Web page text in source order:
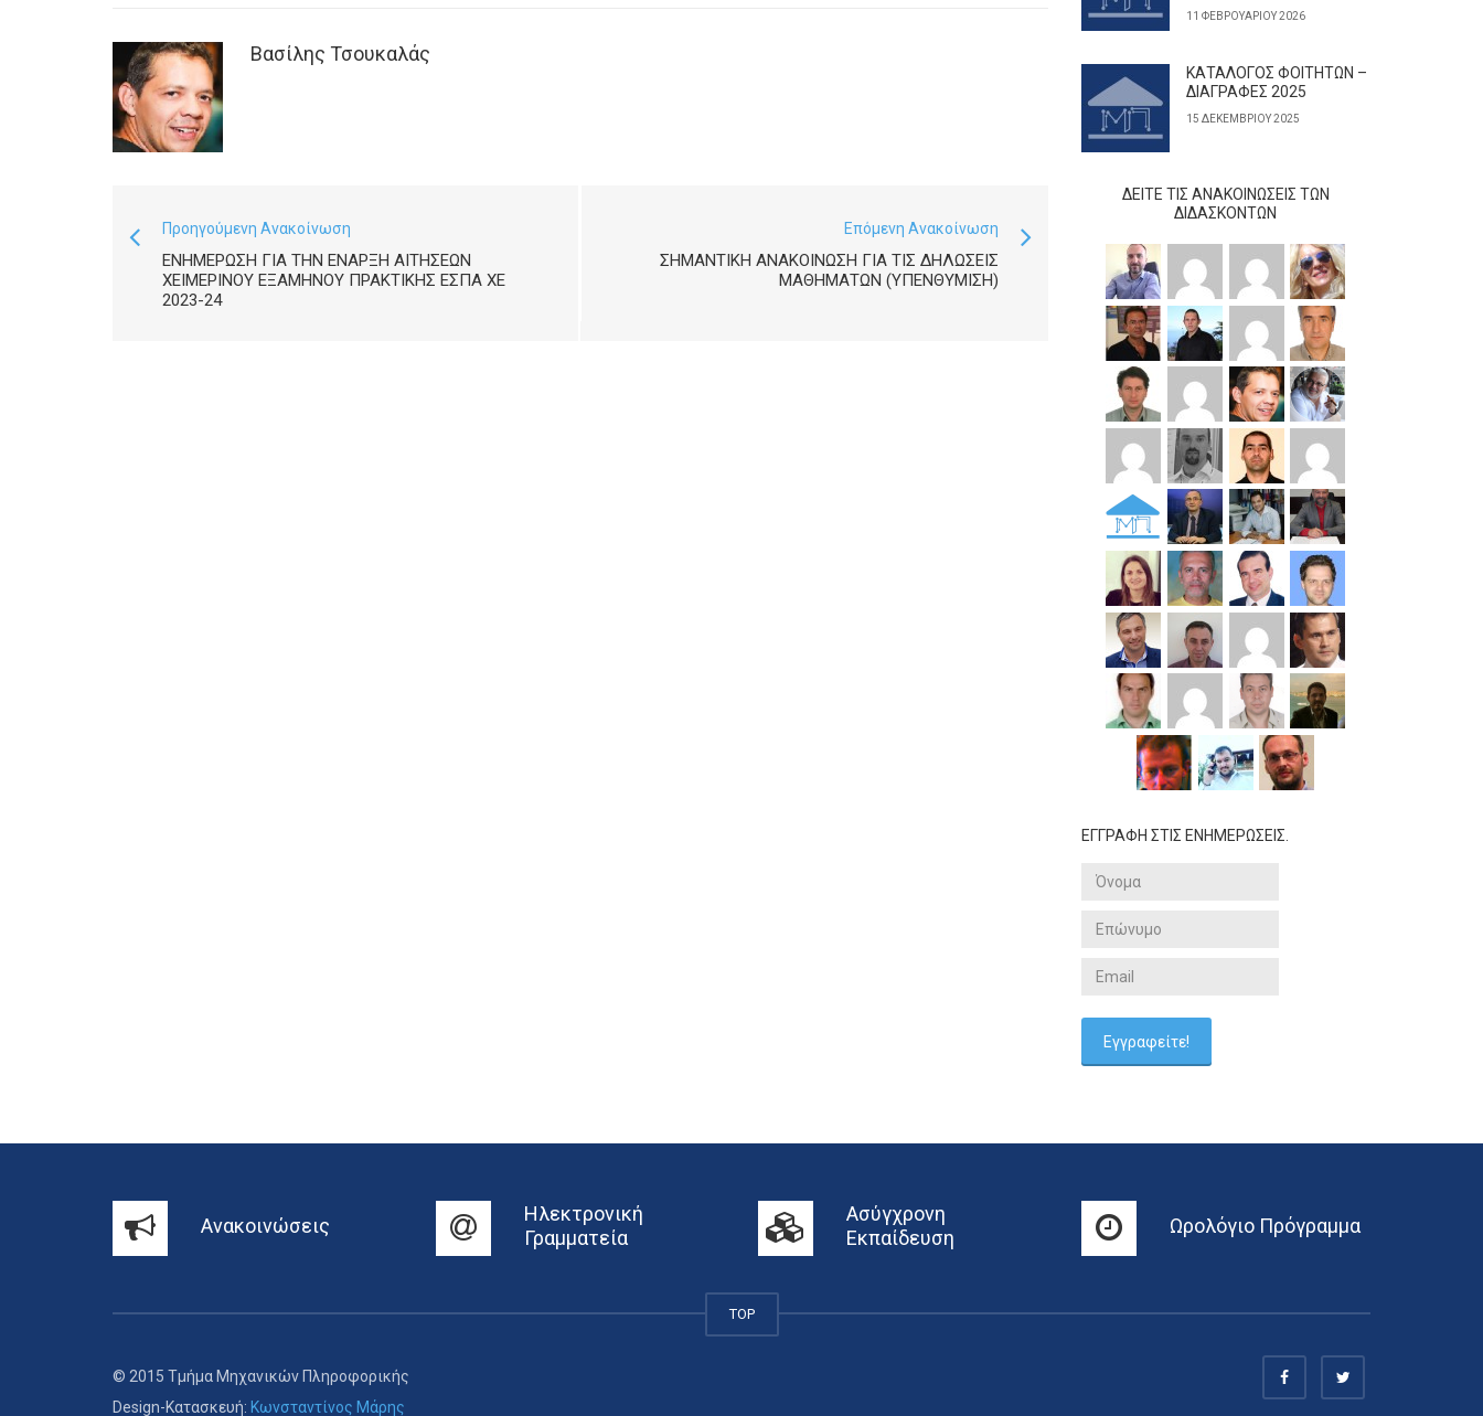
Βασίλης Τσουκαλάς
Προηγούμενη Ανακοίνωση
ΕΝΗΜΈΡΩΣΗ ΓΙΑ ΤΗΝ ΈΝΑΡΞΗ ΑΙΤΉΣΕΩΝ
ΧΕΙΜΕΡΙΝΟΎ ΕΞΑΜΉΝΟΥ ΠΡΑΚΤΙΚΉΣ ΕΣΠΑ XE
2023-24
Επόμενη Ανακοίνωση
ΣΗΜΑΝΤΙΚΗ ΑΝΑΚΟΙΝΩΣΗ ΓΙΑ ΤΙΣ ΔΗΛΩΣΕΙΣ
ΜΑΘΗΜΑΤΩΝ (ΥΠΕΝΘΥΜΙΣΗ)
11 ΦΕΒΡΟΥΑΡΊΟΥ 2026
ΚΑΤΑΛΟΓΟΣ ΦΟΙΤΗΤΩΝ –
ΔΙΑΓΡΑΦΕΣ 2025
15 ΔΕΚΕΜΒΡΊΟΥ 2025
ΔΕΊΤΕ ΤΙΣ ΑΝΑΚΟΙΝΏΣΕΙΣ ΤΩΝ
ΔΙΔΆΣΚΟΝΤΩΝ
ΕΓΓΡΑΦΗ ΣΤΙΣ ΕΝΗΜΕΡΩΣΕΙΣ.
Ανακοινώσεις
Ηλεκτρονική
Γραμματεία
Ασύγχρονη
Εκπαίδευση
Ωρολόγιο Πρόγραμμα
TOP
© 2015 Τμήμα Μηχανικών Πληροφορικής
Design-Κατασκευή: Κωνσταντίνος Μάρης